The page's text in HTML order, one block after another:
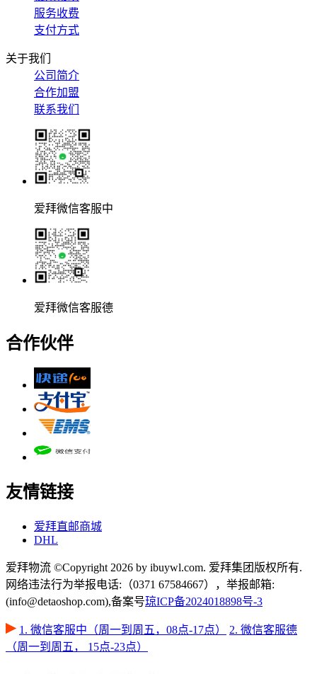
服务收费
支付方式
关于我们
公司简介
合作加盟
联系我们
爱拜微信客服中
爱拜微信客服德
合作伙伴
友情链接
爱拜直邮商城
DHL
爱拜物流 ©Copyright 2026 by ibuywl.com. 爱拜集团版权所有.
网络违法行为举报电话:（0371 67584667），举报邮箱:
(info@detaoshop.com),备案号琼ICP备2024018898号-3
1. 微信客服中（周一到周五，08点-17点）
2. 微信客服德
（周一到周五， 15点-23点）